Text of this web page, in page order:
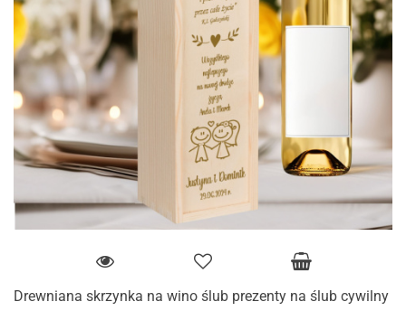
Drewniana skrzynka na wino ślub prezenty na ślub cywilny